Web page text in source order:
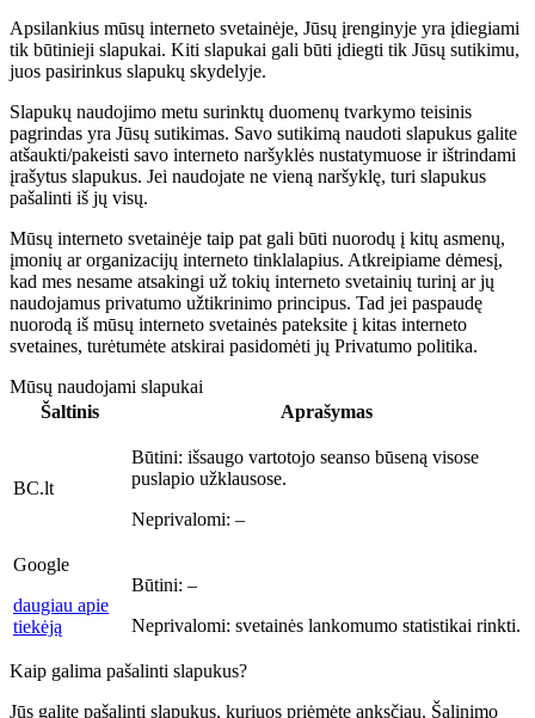
Apsilankius mūsų interneto svetainėje, Jūsų įrenginyje yra įdiegiami
tik būtinieji slapukai. Kiti slapukai gali būti įdiegti tik Jūsų sutikimu,
juos pasirinkus slapukų skydelyje.
Slapukų naudojimo metu surinktų duomenų tvarkymo teisinis
pagrindas yra Jūsų sutikimas. Savo sutikimą naudoti slapukus galite
atšaukti/pakeisti savo interneto naršyklės nustatymuose ir ištrindami
įrašytus slapukus. Jei naudojate ne vieną naršyklę, turi slapukus
pašalinti iš jų visų.
Mūsų interneto svetainėje taip pat gali būti nuorodų į kitų asmenų,
įmonių ar organizacijų interneto tinklalapius. Atkreipiame dėmesį,
kad mes nesame atsakingi už tokių interneto svetainių turinį ar jų
naudojamus privatumo užtikrinimo principus. Tad jei paspaudę
nuorodą iš mūsų interneto svetainės pateksite į kitas interneto
svetaines, turėtumėte atskirai pasidomėti jų Privatumo politika.
Mūsų naudojami slapukai
Šaltinis
Aprašymas
BC.lt
Būtini: išsaugo vartotojo seanso būseną visose
puslapio užklausose.
Neprivalomi: –
Google
daugiau apie
tiekėją
Būtini: –
Neprivalomi: svetainės lankomumo statistikai rinkti.
Kaip galima pašalinti slapukus?
Jūs galite pašalinti slapukus, kuriuos priėmėte anksčiau. Šalinimo